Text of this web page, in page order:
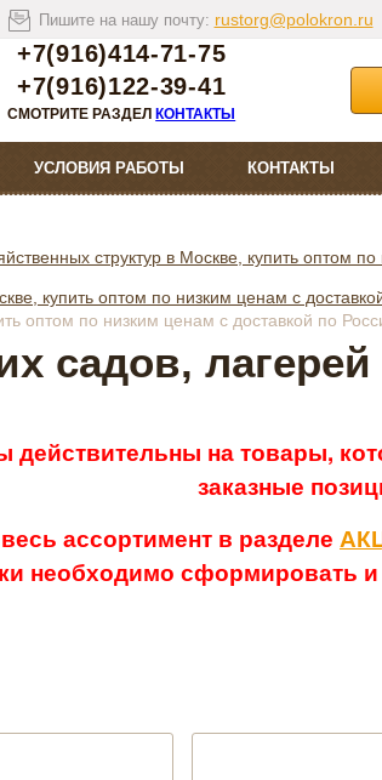
Пишите на нашу почту: rustorg@polokron.ru
+7(916)414-71-75
+7(916)122-39-41
СМОТРИТЕ РАЗДЕЛКОНТАКТЫ
УСЛОВИЯ РАБОТЫ КОНТАКТЫ
структур в Москве, купить оптом
купить оптом по низким ценам с
оптом по низким ценам с доставкой по
садов, лагерей
действительны на товары,
заказные
ассортимент в разделе
необходимо сформировать и